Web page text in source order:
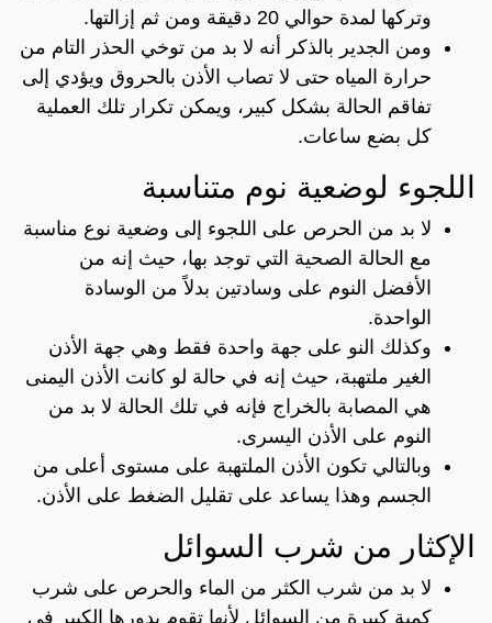
وتركها لمدة حوالي 20 دقيقة ومن ثم إزالتها.
ومن الجدير بالذكر أنه لا بد من توخي الحذر التام من
حرارة المياه حتى لا تصاب الأذن بالحروق ويؤدي إلى
تفاقم الحالة بشكل كبير، ويمكن تكرار تلك العملية
كل بضع ساعات.
اللجوء لوضعية نوم متناسبة
لا بد من الحرص على اللجوء إلى وضعية نوع مناسبة
مع الحالة الصحية التي توجد بها، حيث إنه من
الأفضل النوم على وسادتين بدلاً من الوسادة
الواحدة.
وكذلك النو على جهة واحدة فقط وهي جهة الأذن
الغير ملتهبة، حيث إنه في حالة لو كانت الأذن اليمنى
هي المصابة بالخراج فإنه في تلك الحالة لا بد من
النوم على الأذن اليسرى.
وبالتالي تكون الأذن الملتهبة على مستوى أعلى من
الجسم وهذا يساعد على تقليل الضغط على الأذن.
الإكثار من شرب السوائل
لا بد من شرب الكثر من الماء والحرص على شرب
كمية كبيرة من السوائل لأنها تقوم بدورها الكبير في